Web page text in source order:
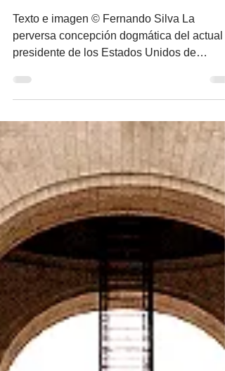
Latinoamérica
Texto e imagen © Fernando Silva La
perversa concepción dogmática del actual
manifiestan con mendacidad, hipocresía y
desvergüenza a sus gobernados que sus
decisiones brindan protección, estabilidad,
fiabilidad, libertad, justicia no sólo en su
nación, sino en el mundo, sin importar los
métodos o medios empleados, revelando
intenciones no precedidas por la razón, si